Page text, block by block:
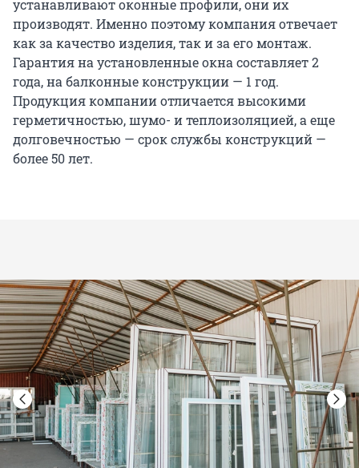
устанавливают оконные профили, они их
производят. Именно поэтому компания отвечает
как за качество изделия, так и за его монтаж.
Гарантия на установленные окна составляет 2
года, на балконные конструкции — 1 год.
Продукция компании отличается высокими
герметичностью, шумо- и теплоизоляцией, а еще
долговечностью — срок службы конструкций —
более 50 лет.